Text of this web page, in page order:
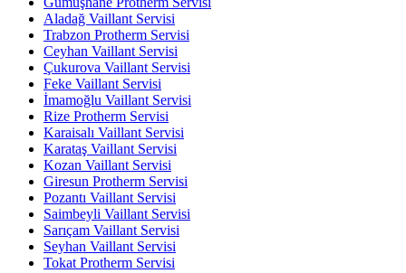
Aladağ Vaillant Servisi
Trabzon Protherm Servisi
Ceyhan Vaillant Servisi
Çukurova Vaillant Servisi
Feke Vaillant Servisi
İmamoğlu Vaillant Servisi
Rize Protherm Servisi
Karaisalı Vaillant Servisi
Karataş Vaillant Servisi
Kozan Vaillant Servisi
Giresun Protherm Servisi
Pozantı Vaillant Servisi
Saimbeyli Vaillant Servisi
Sarıçam Vaillant Servisi
Seyhan Vaillant Servisi
Tokat Protherm Servisi